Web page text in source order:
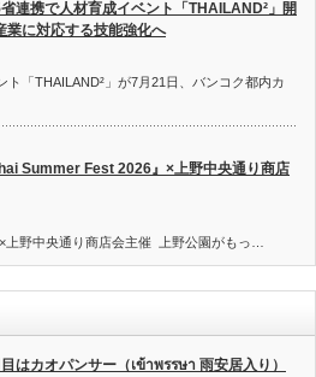
連携で人材育成イベント「THAILAND²」開
に対応する技能強化へ
ト「THAILAND²」が7月21日、バンコク都内カ
Summer Fest 2026』×上野中央通り商店
×上野中央通り商店会主催 上野公園がもっ…
はカオパンサー（เข้าพรรษา 雨安居入り）